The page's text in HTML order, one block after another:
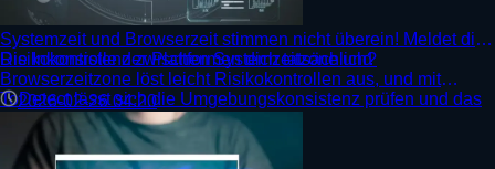
Systemzeit und Browserzeit stimmen nicht überein! Meldet die
Risikokontrolle der Plattformen dich tatsächlich?
Die Inkonsistenz zwischen Systemzeitzone und
Browserzeitzone löst leicht Risikokontrollen aus, und mit
ToDetect lässt sich die Umgebungskonsistenz prüfen und das
Kontorisiko senken.
2026-02-26 04:20